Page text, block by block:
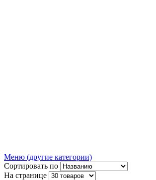
Меню (другие категории)
Сортировать по
На странице